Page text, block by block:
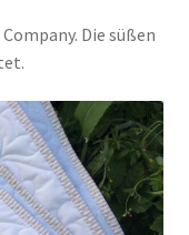
Die süßen